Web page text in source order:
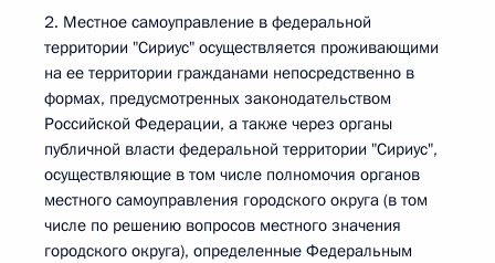
2. Местное самоуправление в федеральной
территории "Сириус" осуществляется проживающими
на ее территории гражданами непосредственно в
формах, предусмотренных законодательством
Российской Федерации, а также через органы
публичной власти федеральной территории "Сириус",
осуществляющие в том числе полномочия органов
местного самоуправления городского округа (в том
числе по решению вопросов местного значения
городского округа), определенные Федеральным